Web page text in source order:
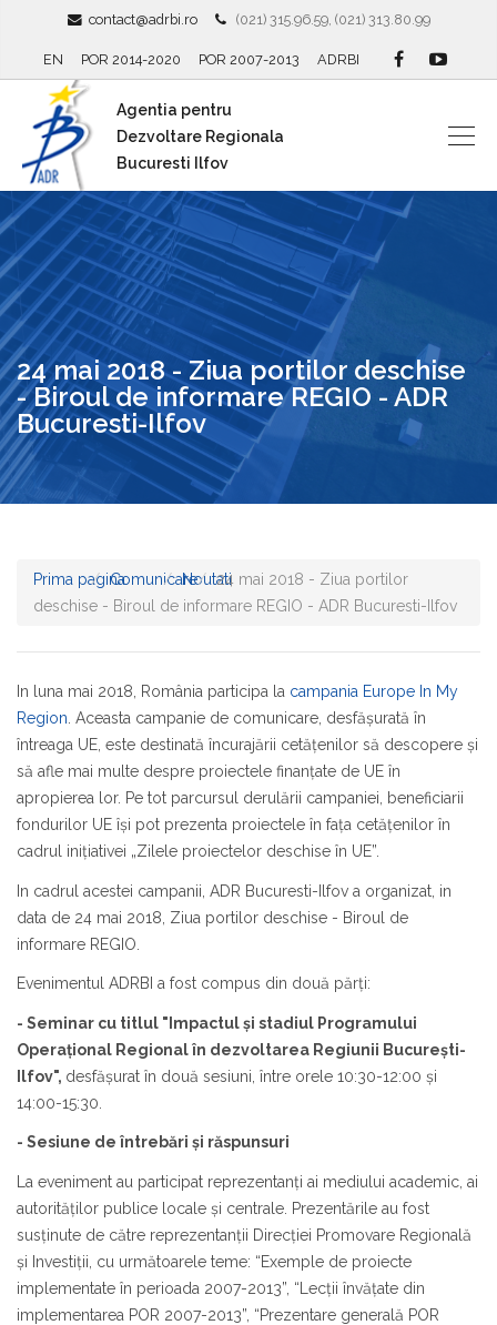
contact@adrbi.ro (021) 315.96.59, (021) 313.80.99
EN POR 2014-2020 POR 2007-2013 ADRBI
Agentia pentru
Dezvoltare Regionala
Bucuresti Ilfov
24 mai 2018 - Ziua portilor deschise
- Biroul de informare REGIO - ADR
Bucuresti-Ilfov
Prima paginaComunicareNoutati24 mai 2018 - Ziua portilor
deschise - Biroul de informare REGIO - ADR Bucuresti-Ilfov
In luna mai 2018, România participa la campania Europe In My
Region . Aceasta campanie de comunicare, desfășurată în
întreaga UE, este destinată încurajării cetățenilor să descopere și
să afle mai multe despre proiectele finanțate de UE în
apropierea lor. Pe tot parcursul derulării campaniei, beneficiarii
fondurilor UE își pot prezenta proiectele în fața cetățenilor în
cadrul inițiativei „Zilele proiectelor deschise în UE”.
In cadrul acestei campanii, ADR Bucuresti-Ilfov a organizat, in
data de 24 mai 2018, Ziua portilor deschise - Biroul de
informare REGIO.
Evenimentul ADRBI a fost compus din două părți:
- Seminar cu titlul "Impactul și stadiul Programului
Operațional Regional în dezvoltarea Regiunii București-
Ilfov", desfășurat în două sesiuni, între orele 10:30-12:00 şi
14:00-15:30.
- Sesiune de întrebări și răspunsuri
La eveniment au participat reprezentanți ai mediului academic, ai
autorităților publice locale și centrale. Prezentările au fost
susținute de către reprezentanții Direcției Promovare Regională
și Investiții, cu următoarele teme: “Exemple de proiecte
implementate în perioada 2007-2013”, “Lecţii învățate din
implementarea POR 2007-2013”, “Prezentare generală POR